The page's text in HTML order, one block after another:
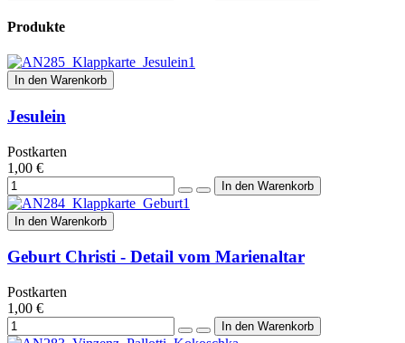
Produkte
In den Warenkorb
Jesulein
Postkarten
1,00 €
In den Warenkorb
Geburt Christi - Detail vom Marienaltar
Postkarten
1,00 €